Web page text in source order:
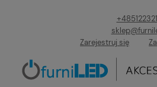
Zarejestruj się